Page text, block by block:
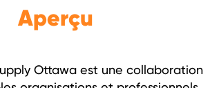
Aperçu
Ottawa est une collaboration